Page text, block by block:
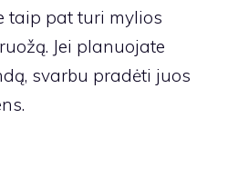
taip pat turi mylios
Jei planuojate
svarbu pradėti juos